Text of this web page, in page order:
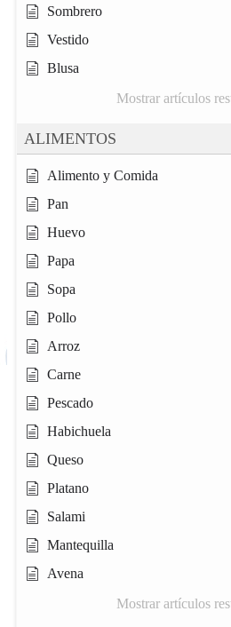
Sombrero
Vestido
Blusa
Mostrar artículos
ALIMENTOS
Alimento y Comida
Pan
Huevo
Papa
Sopa
Pollo
Arroz
Carne
Pescado
Habichuela
Queso
Platano
Salami
Mantequilla
Avena
Mostrar artículos